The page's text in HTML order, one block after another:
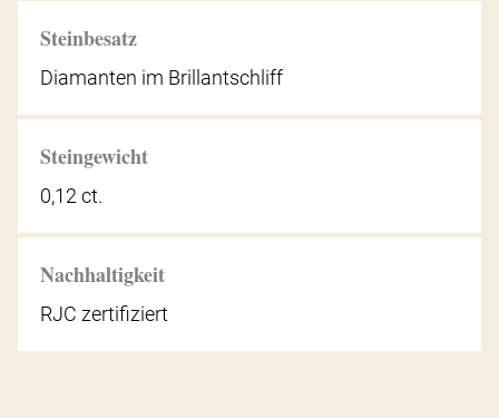
Steinbesatz
Diamanten im Brillantschliff
Steingewicht
0,12 ct.
Nachhaltigkeit
RJC zertifiziert